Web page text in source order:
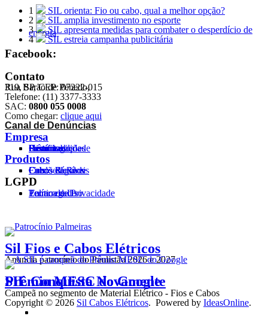
1
SIL orienta: Fio ou cabo, qual a melhor opção?
2
SIL amplia investimento no esporte
3
SIL apresenta medidas para combater o desperdício de
energia
4 SIL estreia campanha publicitária
Facebook:
Contato
Rua Barão de Penedo,
319, SP, CEP: 07222-015
Telefone: (11) 3377-3333
SAC: 0800 055 0008
Como chegar: clique aqui
Canal de Denúncias
Empresa
Histórico
Certificados
Homologações
Prêmios
Sustentabilidade
Produtos
Cabos Flexíveis
Cordões
Cabos Rígidos
Fios
Cabos de Rede
LGPD
Política de Privacidade
Termo de Uso
Encarregado
Sil Fios e Cabos Elétricos
Anuncia patrocínio do Paulistão 2026 e 2027
SIL Conquista Novamente
Prêmio MESC do Google
Campeã no segmento de Material Elétrico - Fios e Cabos
Copyright © 2026 Sil Cabos Elétricos. Powered by IdeasOnline.